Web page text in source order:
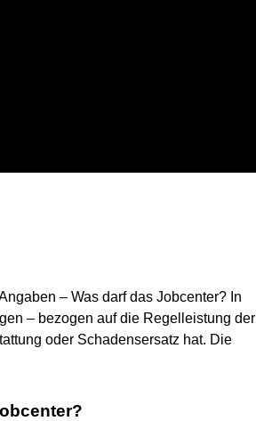
– Was darf das Jobcenter? In
– bezogen auf die Regelleistung der
oder Schadensersatz hat. Die